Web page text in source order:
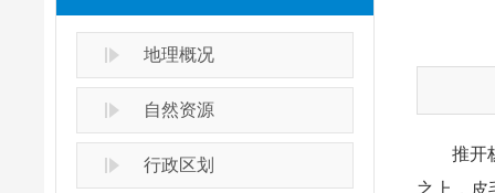
地理概况
自然资源
行政区划
推开杨
之上，皮